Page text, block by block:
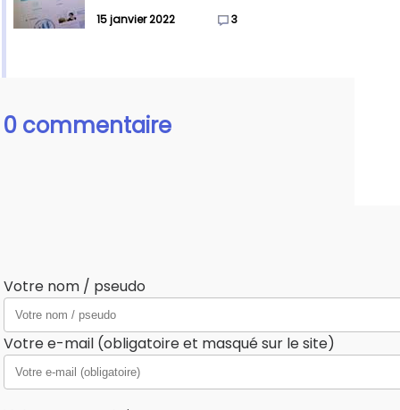
15 janvier 2022 3
0 commentaire
Votre nom / pseudo
Votre e-mail (obligatoire et masqué sur le site)